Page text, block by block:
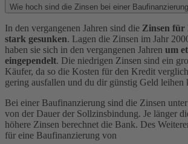
Wie hoch sind die Zinsen bei einer
In den vergangenen Jahren sind die Zinsen für
stark gesunken. Lagen die Zinsen im Jahr
haben sie sich in den vergangenen Jahren um
eingependelt. Die niedrigen Zinsen sind ein
Käufer, da so die Kosten für den Kredit
gering ausfallen und du dir günstig Geld leihen
Bei einer Baufinanzierung sind die Zinsen
von der Dauer der Sollzinsbindung. Je länger
höhere Zinsen berechnet die Bank. Des
für eine Baufinanzierung von